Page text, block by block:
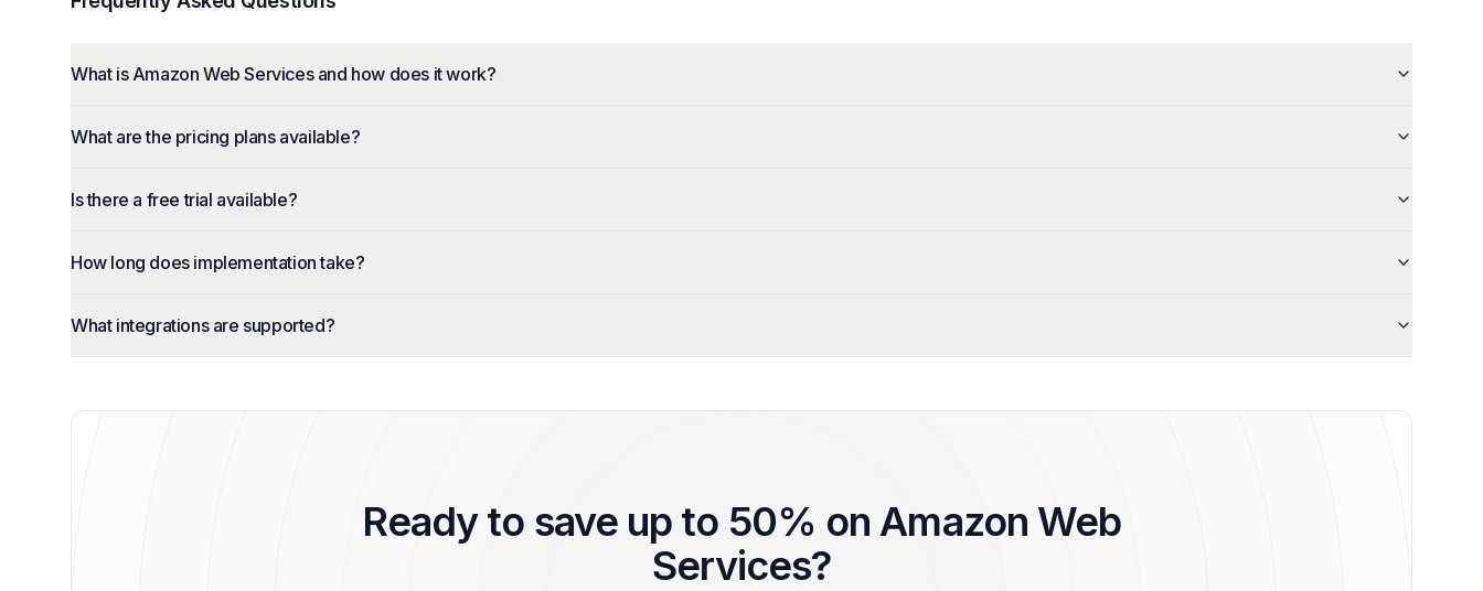
rede global de fibra óptica privada para
What is Amazon Web Services and how does it work?
What are the pricing plans available?
Is there a free trial available?
How long does implementation take?
What integrations are supported?
Ready to save up to 50% on Amazon Web
Services?